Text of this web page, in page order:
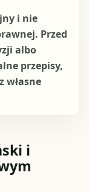
i nie
Przed
albo
przepisy,
własne
i